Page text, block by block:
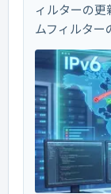
ィルターの
ムフィルター